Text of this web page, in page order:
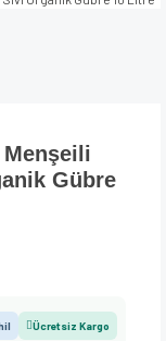
Gübre
Ücretsiz Kargo